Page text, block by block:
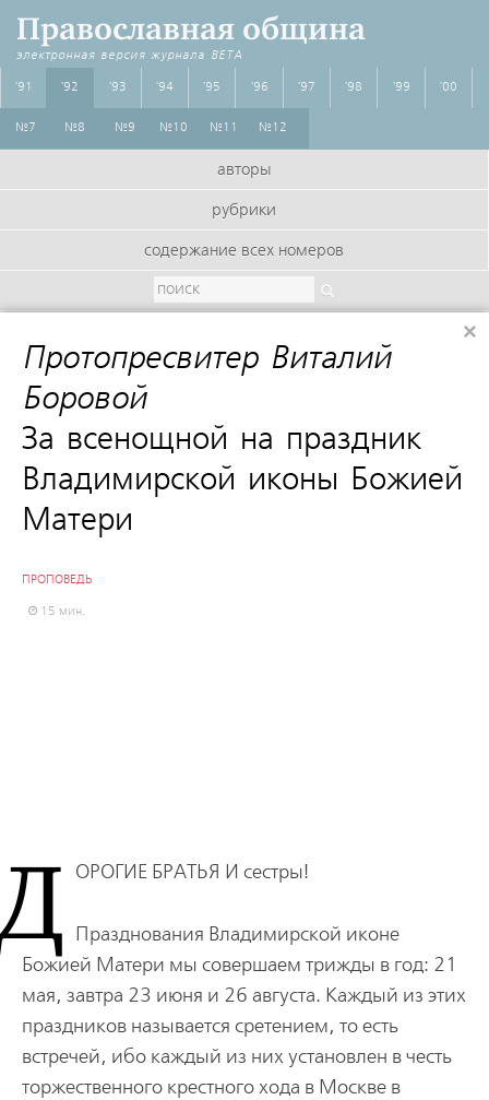
Православная община
электронная версия журнала BETA
'91 '92
№7 №8 №9 №10 №11 №12
'93 '94 '95 '96 '97 '98 '99 '00
авторы
рубрики
содержание всех номеров
Протопресвитер Виталий
Боровой:
За всенощной на праздник
Владимирской иконы Божией
Матери
ПРОПОВЕДЬ
15 мин.
ОРОГИЕ БРАТЬЯ И сестры!
Празднования Владимирской иконе
Божией Матери мы совершаем трижды в год: 21
мая, завтра 23 июня и 26 августа. Каждый из этих
праздников называется сретением, то есть
встречей, ибо каждый из них установлен в честь
торжественного крестного хода в Москве в
×